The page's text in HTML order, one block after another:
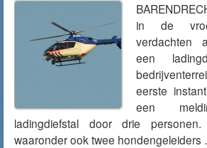
in de
verdachten
een
eerste
een
ladingdiefstal door drie
waaronder ook twee